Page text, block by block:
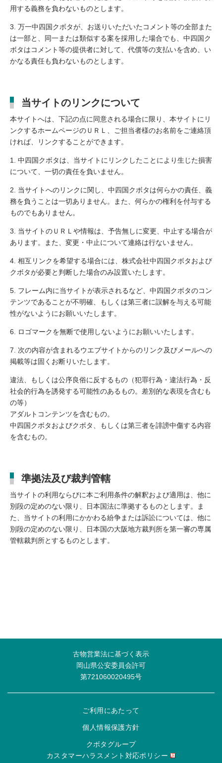
用する義務を負わないものとします。
万一中四国クボタが、お送りいただいたコメント等の全部また
は一部と、同一または類似する案を採用した場合でも、中四国ク
ボタはコメント等の提供者に対して、代償等の支払いを含め、い
かなる責任も負わないものとします。
当サイトのリンクについて
本サイトへは、下記の点に同意される場合に限り、本サイトにリ
ンクするホームページのＵＲＬ、ご担当者様のお名前をご連絡頂
ければ、リンクすることができます。
中四国クボタは、当サイトにリンクしたことにより生じた損害
について、一切の責任を負いません。
当サイトへのリンクに関し、中四国クボタは何らかの責任、義
務を負うことは一切ありません。また、何らかの権利を付与する
ものでもありません。
当サイトのＵＲＬや情報は、予告無しに変更、中止する場合が
あります。また、変更・中止について連絡は行ないません。
相互リンクを希望する場合には、株式会社中四国クボタおよび
クボタが必要と判断した場合のみ設置いたします。
フレーム内に当サイトが表示されるなど、中四国クボタのコン
テンツであることが不明確、もしくは第三者に誤解を与える可能
性がないようにお願いいたします。
ロゴマークを無断で使用しないようにお願いいたします。
次の内容が含まれるウエブサイトからのリンク及びメールへの
掲載等は固くお断りいたします。
違法、もしくは公序良俗に反するもの（犯罪行為・違法行為・反
社会的行為を誘発する可能性のあるもの。差別的な表現を含むも
の等）
アダルトコンテンツを含むもの。
中四国クボタおよびクボタ、もしくは第三者を誹謗中傷する内容
を含むもの。
準拠法及び裁判管轄
当サイトの利用ならびに本ご利用条件の解釈および適用は、他に
別段の定めのない限り、日本国法に準拠するものとします。ま
た、当サイトの利用にかかわる紛争または訴訟については、他に
別段の定めのない限り、日本国の大阪地方裁判所を第一審の専属
管轄裁判所とするものとします。
古物営業法に基づく表示
岡山県公安委員会許可
第721060020495号
ご利用にあたって
個人情報保護方針
クボタグループ
カスタマーハラスメント対応ポリシー